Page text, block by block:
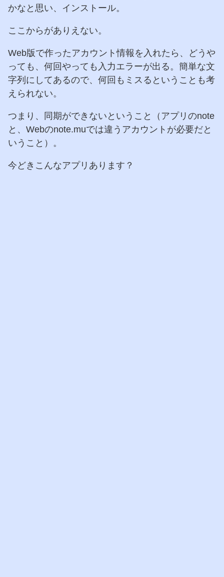
かなと思い、インストール。
ここからがありえない。
Web版で作ったアカウント情報を入れたら、どうや
っても、何回やっても入力エラーが出る。簡単な文
字列にしてあるので、何回もミスるということも考
えられない。
つまり、同期ができないということ（アプリのnote
と、Webのnote.muでは違うアカウントが必要だと
いうこと）。
今どきこんなアプリあります？